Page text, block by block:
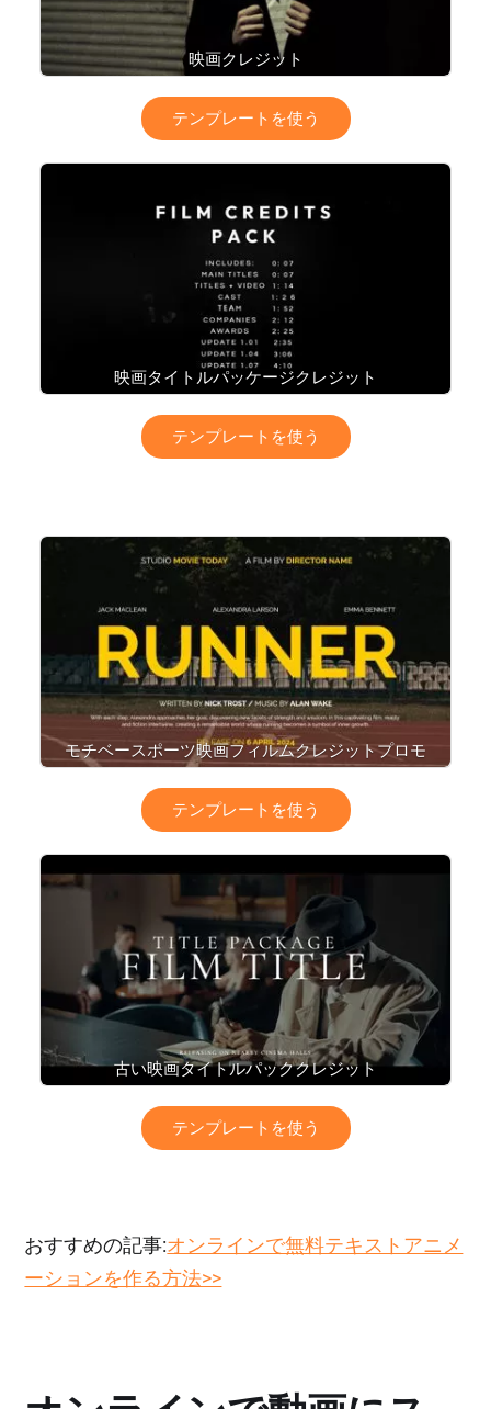
映画クレジット
テンプレートを使う
映画タイトルパッケージクレジット
テンプレートを使う
モチベースポーツ映画フィルムクレジットプロモ
テンプレートを使う
古い映画タイトルパッククレジット
テンプレートを使う
おすすめの記事:オンラインで無料テキストアニメ
ーションを作る方法>>